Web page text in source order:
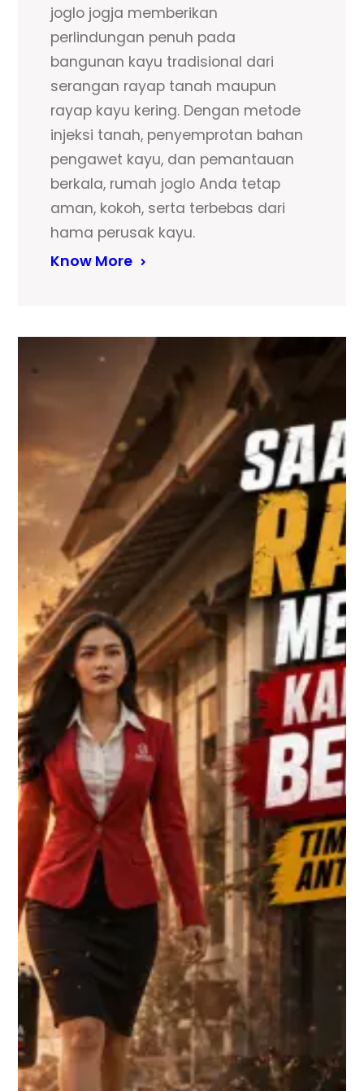
joglo jogja memberikan
perlindungan penuh pada
bangunan kayu tradisional dari
serangan rayap tanah maupun
rayap kayu kering. Dengan metode
injeksi tanah, penyemprotan bahan
pengawet kayu, dan pemantauan
berkala, rumah joglo Anda tetap
aman, kokoh, serta terbebas dari
hama perusak kayu.
Know More